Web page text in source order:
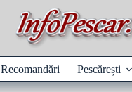
Recomandări Pescărești